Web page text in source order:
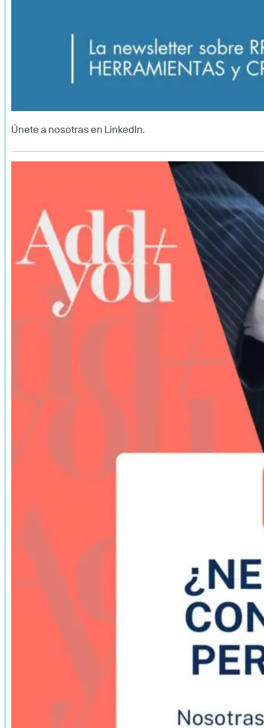
Únete a nosotras en LinkedIn.